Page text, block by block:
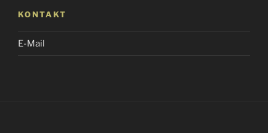
KONTAKT
E-Mail